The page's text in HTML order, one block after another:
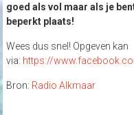
goed als vol maar als je
beperkt plaats!
Wees dus snel! Opgeven kan
via: https://
Bron: Radio Alkmaar